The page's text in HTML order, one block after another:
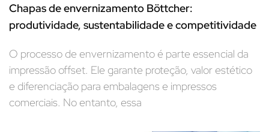
Chapas de envernizamento Böttcher:
produtividade, sustentabilidade e competitividade
O processo de envernizamento é parte essencial da
impressão offset. Ele garante proteção, valor estético
e diferenciação para embalagens e impressos
comerciais. No entanto, essa